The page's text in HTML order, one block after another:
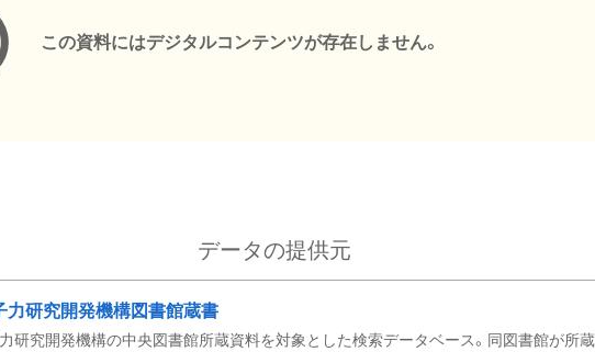
この資料にはデジタルコンテンツが存在しません。
データの提供元
力研究開発機構図書館蔵書
研究開発機構の中央図書館所蔵資料を対象とした検索データベース。同図書館が所蔵